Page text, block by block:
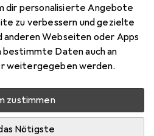
dir personalisierte Angebote
zu verbessern und gezielte
anderen Webseiten oder Apps
bestimmte Daten auch an
weitergegeben werden.
zustimmen
Nötigste
beim Lieferanten
schneller verfügbar